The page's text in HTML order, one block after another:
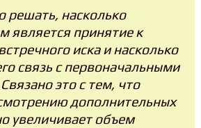
решать, насколько
является принятие к
иска и насколько
связь с первоначальными
это с тем, что
дополнительных
увеличивает объем